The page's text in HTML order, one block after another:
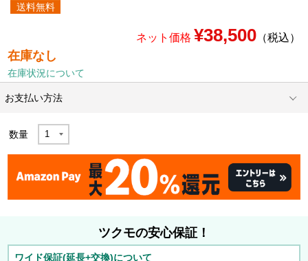
送料無料
ネット価格 ¥38,500（税込）
在庫なし
在庫状況について
お支払い方法
数量
ツクモの安心保証！
ワイド保証(延長+交換)について